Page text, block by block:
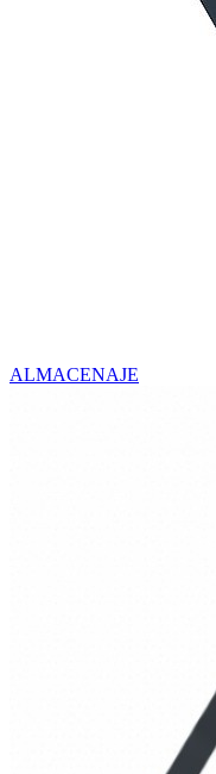
ALMACENAJE